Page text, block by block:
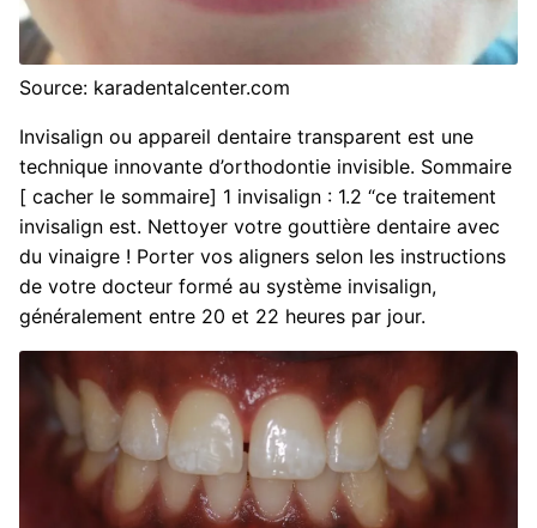
Source: karadentalcenter.com
Invisalign ou appareil dentaire transparent est une
technique innovante d’orthodontie invisible. Sommaire
[ cacher le sommaire] 1 invisalign : 1.2 “ce traitement
invisalign est. Nettoyer votre gouttière dentaire avec
du vinaigre ! Porter vos aligners selon les instructions
de votre docteur formé au système invisalign,
généralement entre 20 et 22 heures par jour.